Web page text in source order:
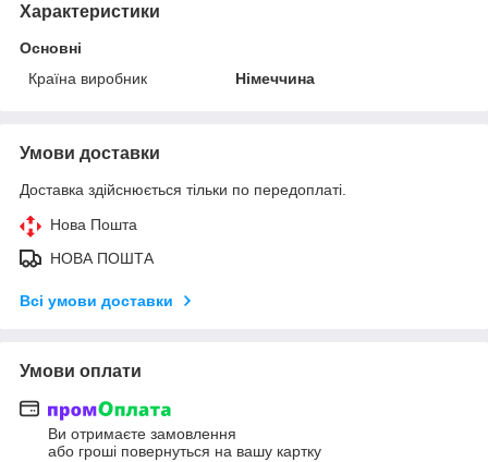
Характеристики
Основні
Країна виробник
Німеччина
Умови доставки
Доставка здійснюється тільки по передоплаті.
Нова Пошта
НОВА ПОШТА
Всі умови доставки
Умови оплати
Ви отримаєте замовлення
або гроші повернуться на вашу картку